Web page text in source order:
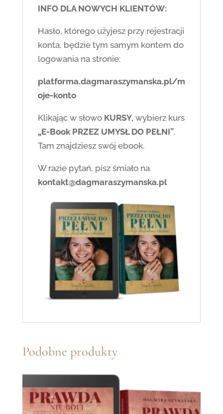
INFO DLA NOWYCH KLIENTÓW:
Hasło, którego użyjesz przy rejestracji
konta, będzie tym samym kontem do
logowania na stronie:
platforma.dagmaraszymanska.pl/m
oje-konto
Klikając w słowo KURSY, wybierz kurs
„E-Book PRZEZ UMYSŁ DO PEŁNI”.
Tam znajdziesz swój ebook.
W razie pytań, pisz śmiało na
kontakt@dagmaraszymanska.pl
Podobne produkty